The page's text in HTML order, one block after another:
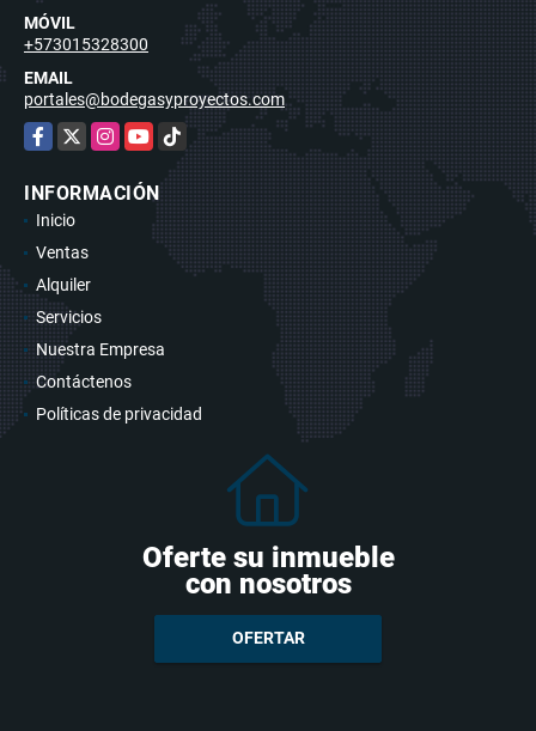
MÓVIL
+573015328300
EMAIL
portales@bodegasyproyectos.com
Facebook
X Instagram
YouTubeTikTok
INFORMACIÓN
Inicio
Ventas
Alquiler
Servicios
Nuestra Empresa
Contáctenos
Políticas de privacidad
Oferte su inmueble
con nosotros
OFERTAR